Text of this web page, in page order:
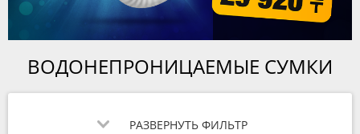
ВОДОНЕПРОНИЦАЕМЫЕ СУМКИ
РАЗВЕРНУТЬ ФИЛЬТР